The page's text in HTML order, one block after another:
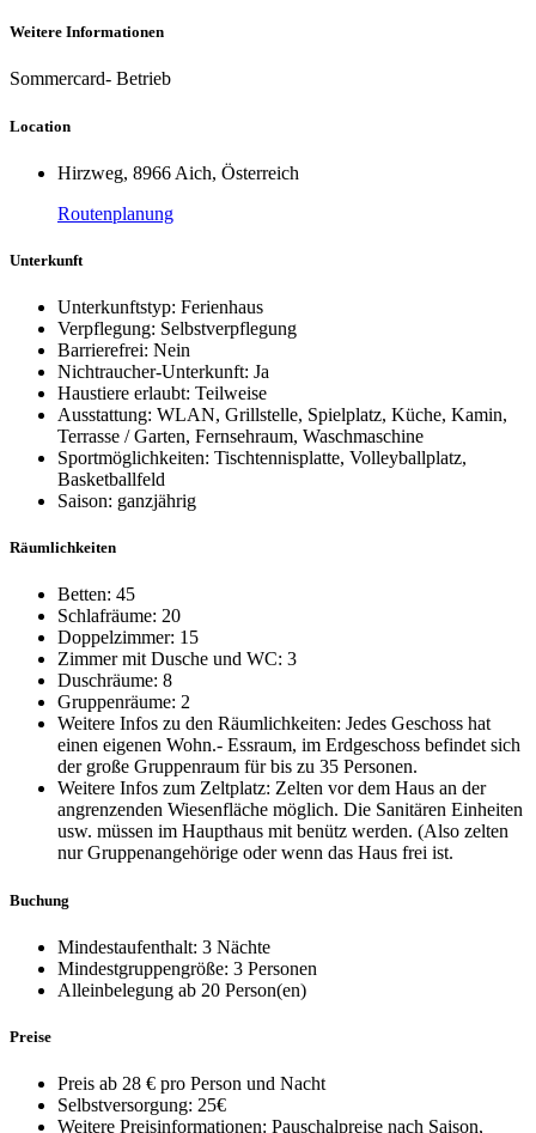
Weitere Informationen
Sommercard- Betrieb
Location
Hirzweg, 8966 Aich, Österreich
Routenplanung
Unterkunft
Unterkunftstyp: Ferienhaus
Verpflegung: Selbstverpflegung
Barrierefrei: Nein
Nichtraucher-Unterkunft: Ja
Haustiere erlaubt: Teilweise
Ausstattung: WLAN, Grillstelle, Spielplatz, Küche, Kamin,
Terrasse / Garten, Fernsehraum, Waschmaschine
Sportmöglichkeiten: Tischtennisplatte, Volleyballplatz,
Basketballfeld
Saison: ganzjährig
Räumlichkeiten
Betten: 45
Schlafräume: 20
Doppelzimmer: 15
Zimmer mit Dusche und WC: 3
Duschräume: 8
Gruppenräume: 2
Weitere Infos zu den Räumlichkeiten: Jedes Geschoss hat
einen eigenen Wohn.- Essraum, im Erdgeschoss befindet sich
der große Gruppenraum für bis zu 35 Personen.
Weitere Infos zum Zeltplatz: Zelten vor dem Haus an der
angrenzenden Wiesenfläche möglich. Die Sanitären Einheiten
usw. müssen im Haupthaus mit benütz werden. (Also zelten
nur Gruppenangehörige oder wenn das Haus frei ist.
Buchung
Mindestaufenthalt: 3 Nächte
Mindestgruppengröße: 3 Personen
Alleinbelegung ab 20 Person(en)
Preise
Preis ab 28 € pro Person und Nacht
Selbstversorgung: 25€
Weitere Preisinformationen: Pauschalpreise nach Saison,